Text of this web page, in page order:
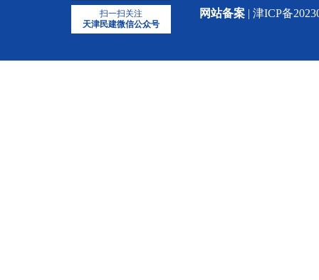
扫一扫关注
天津民建微信公众号
网站备案 | 津ICP备